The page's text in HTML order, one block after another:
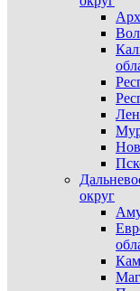
округ